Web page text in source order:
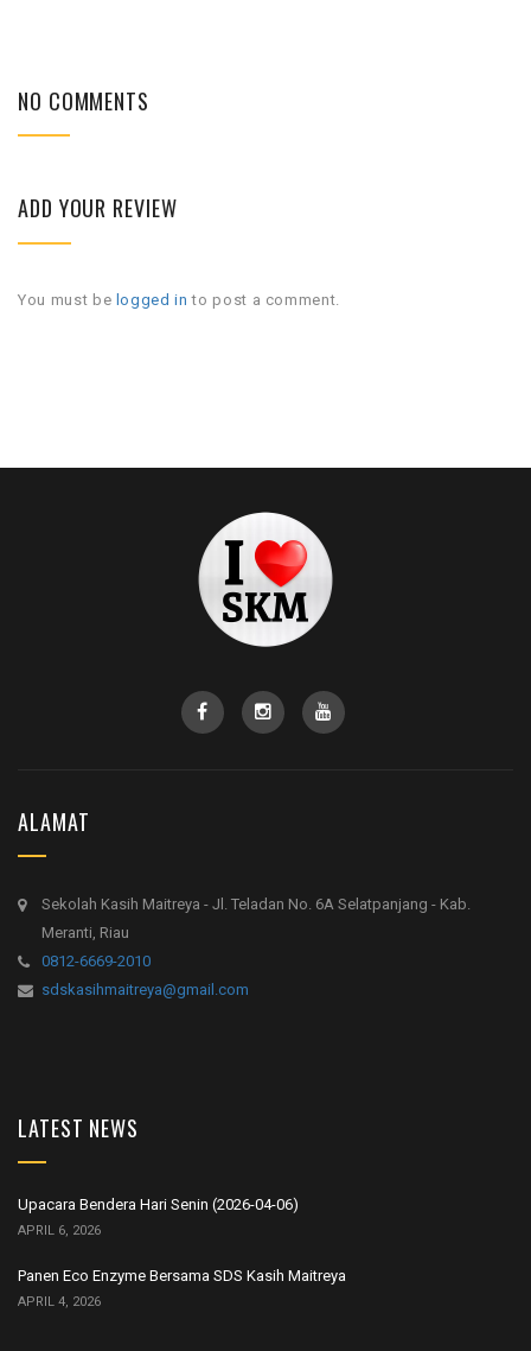
NO COMMENTS
ADD YOUR REVIEW
You must be logged in to post a comment.
ALAMAT
Sekolah Kasih Maitreya - Jl. Teladan No. 6A Selatpanjang - Kab.
Meranti, Riau
0812-6669-2010
sdskasihmaitreya@gmail.com
LATEST NEWS
Upacara Bendera Hari Senin (2026-04-06)
APRIL 6, 2026
Panen Eco Enzyme Bersama SDS Kasih Maitreya
APRIL 4, 2026